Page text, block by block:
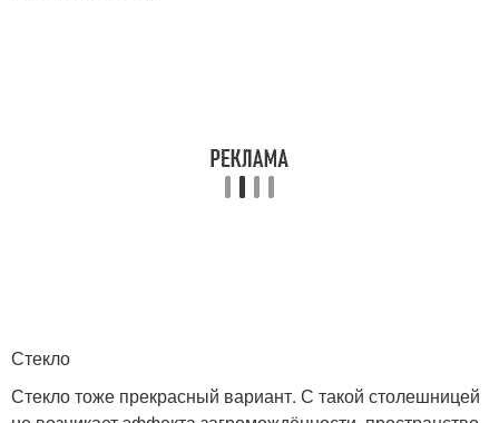
Стекло
Стекло тоже прекрасный вариант. С такой столешницей